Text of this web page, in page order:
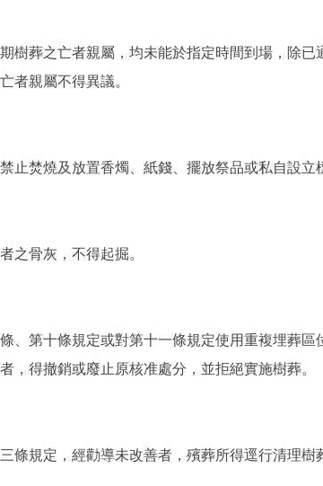
樹葬之亡者親屬，均未能於指定時間到場，除
者親屬不得異議。
止焚燒及放置香燭、紙錢、擺放祭品或私自設立
之骨灰，不得起掘。
、第十條規定或對第十一條規定使用重複埋葬
，得撤銷或廢止原核准處分，並拒絕實施樹葬。
條規定，經勸導未改善者，殯葬所得逕行清理樹